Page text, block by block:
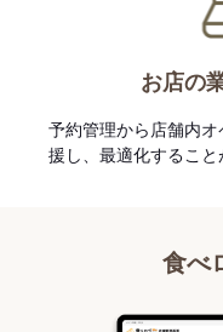
お店の
予約管理から店舗内
援し、最適化すること
食べ